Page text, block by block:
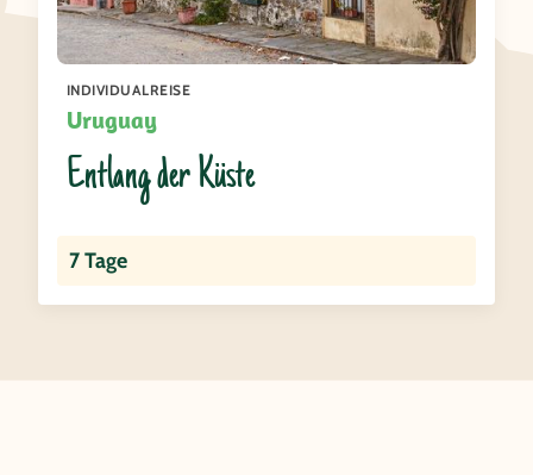
INDIVIDUALREISE
Uruguay
Entlang der Küste
7 Tage